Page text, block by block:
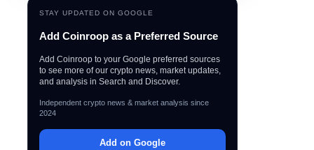
STAY UPDATED ON GOOGLE
Add Coinroop as a Preferred Source
Add Coinroop to your Google preferred sources
to see more of our crypto news, market updates,
and analysis in Search and Discover.
Independent crypto news & market analysis since
2024
Add on Google